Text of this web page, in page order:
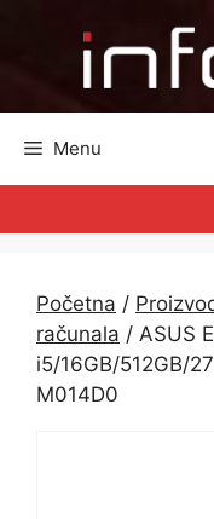
Menu
Početna /
računala / ASUS
i5/16GB/512GB/
M014D0